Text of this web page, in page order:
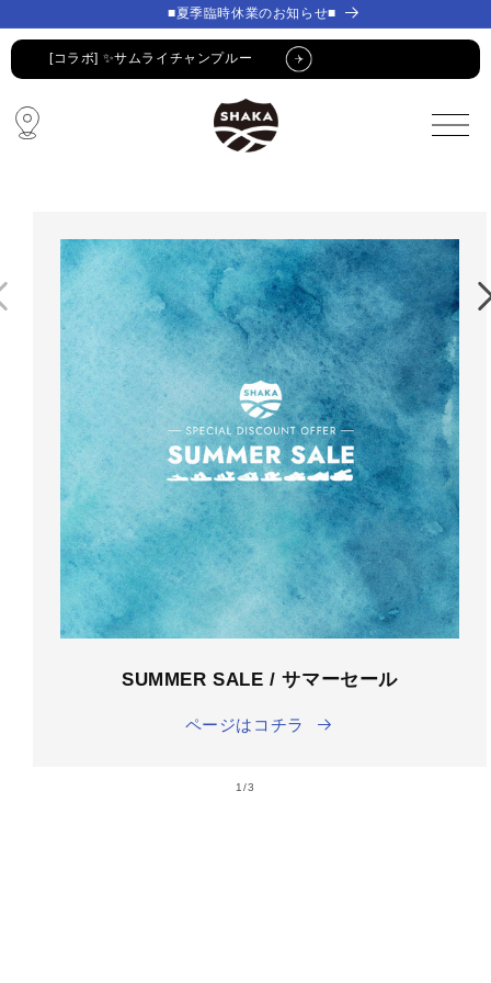
ンツに
進む
ンツに
進む
■夏季臨時休業のお知らせ■
[コラボ] ✨サムライチャンプルー
[コラボ] ✨サムライチャンプルー
🔥 SUMMER SALE 🔥
🩴 POP-UP STORE🩴
コラボ・限定アイテム
公式LINE新規登録でクーポンGET
SUMMER SALE / サマーセール
ページはコチラ
1/の
3